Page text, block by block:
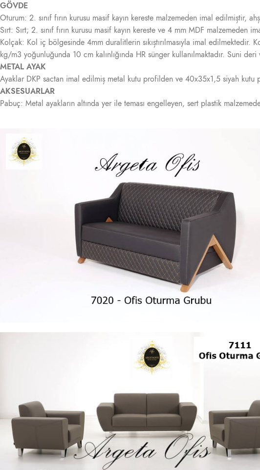
GÖVDE
Oturum: 2. sınıf fırın kurusu masif kayın kereste malzemeden imal edilmiștir,
Sırt: Sırt; 2. sınıf fırın kurusu masif kayın kereste ve 4 mm MDF
Kolçak: Kol iç bölgesinde 4mm duralitlerin sıkıștırılmasıyla imal
kg/m3 yoğunluğunda 10 cm kalınlığında HR sünger kullanılmaktadır. Suni deri
METAL AYAK
Ayaklar DKP sactan imal edilmiș metal kutu profilden ve 40x35x1,5 siyah kutu
AKSESUARLAR
Pabuç: Metal ayakların altında yer ile teması engelleyen, sert plastik